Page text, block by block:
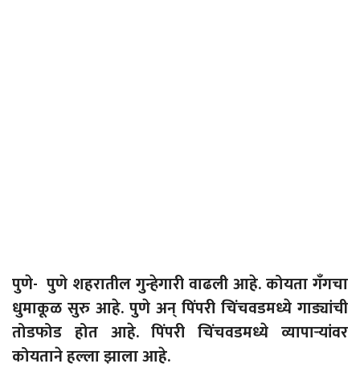
पुणे- पुणे शहरातील गुन्हेगारी वाढली आहे. कोयता गँगचा
धुमाकूळ सुरु आहे. पुणे अन् पिंपरी चिंचवडमध्ये गाड्यांची
तोडफोड होत आहे. पिंपरी चिंचवडमध्ये व्यापाऱ्यांवर
कोयताने हल्ला झाला आहे.